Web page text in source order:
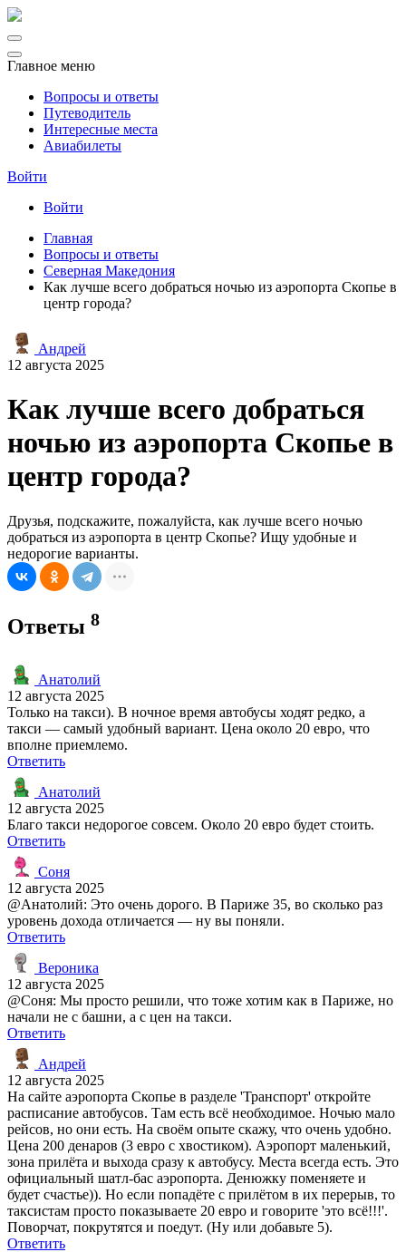
Главное меню
Вопросы и ответы
Путеводитель
Интересные места
Авиабилеты
Войти
Войти
Главная
Вопросы и ответы
Северная Македония
Как лучше всего добраться ночью из аэропорта Скопье в
центр города?
Андрей
12 августа 2025
Как лучше всего добраться
ночью из аэропорта Скопье в
центр города?
Друзья, подскажите, пожалуйста, как лучше всего ночью
добраться из аэропорта в центр Скопье? Ищу удобные и
недорогие варианты.
Ответы 8
Анатолий
12 августа 2025
Только на такси). В ночное время автобусы ходят редко, а
такси — самый удобный вариант. Цена около 20 евро, что
вполне приемлемо.
Ответить
Анатолий
12 августа 2025
Благо такси недорогое совсем. Около 20 евро будет стоить.
Ответить
Соня
12 августа 2025
@Анатолий: Это очень дорого. В Париже 35, во сколько раз
уровень дохода отличается — ну вы поняли.
Ответить
Вероника
12 августа 2025
@Соня: Мы просто решили, что тоже хотим как в Париже, но
начали не с башни, а с цен на такси.
Ответить
Андрей
12 августа 2025
На сайте аэропорта Скопье в разделе 'Транспорт' откройте
расписание автобусов. Там есть всё необходимое. Ночью мало
рейсов, но они есть. На своём опыте скажу, что очень удобно.
Цена 200 денаров (3 евро с хвостиком). Аэропорт маленький,
зона прилёта и выхода сразу к автобусу. Места всегда есть. Это
официальный шатл-бас аэропорта. Денюжку поменяете и
будет счастье)). Но если попадёте с прилётом в их перерыв, то
таксистам просто показываете 20 евро и говорите 'это всё!!!'.
Поворчат, покрутятся и поедут. (Ну или добавьте 5).
Ответить